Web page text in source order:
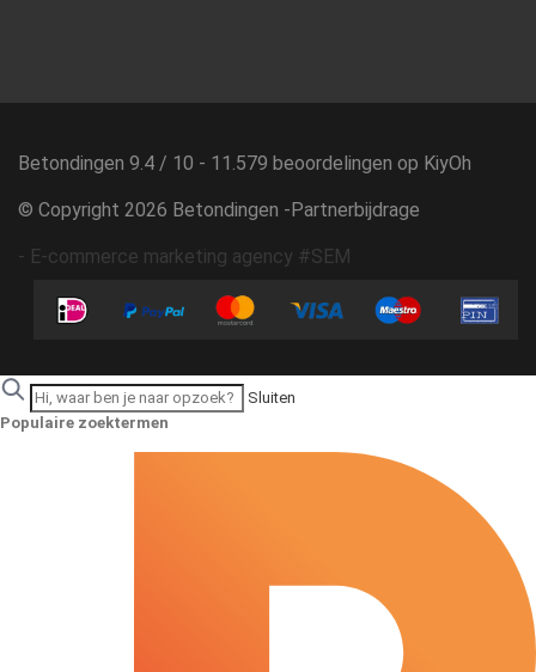
Betondingen 9.4 / 10 - 11.579 beoordelingen op KiyOh
© Copyright 2026 Betondingen - Partnerbijdrage
- E-commerce marketing agency #SEM
Sluiten
Populaire zoektermen